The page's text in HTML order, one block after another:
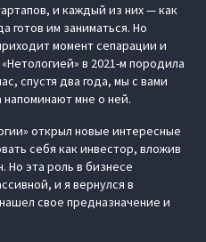
и каждый из них — как
готов им заниматься. Но
момент сепарации и
в 2021-м породила
спустя два года, мы с вами
мне о ней.
открыл новые интересные
себя как инвестор, вложив
Но эта роль в бизнесе
и я вернулся в
свое предназначение и